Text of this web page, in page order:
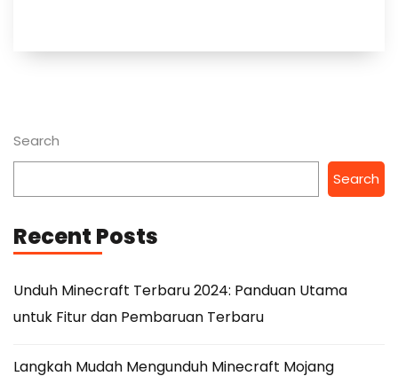
Search
Search
Recent Posts
Unduh Minecraft Terbaru 2024: Panduan Utama
untuk Fitur dan Pembaruan Terbaru
Langkah Mudah Mengunduh Minecraft Mojang